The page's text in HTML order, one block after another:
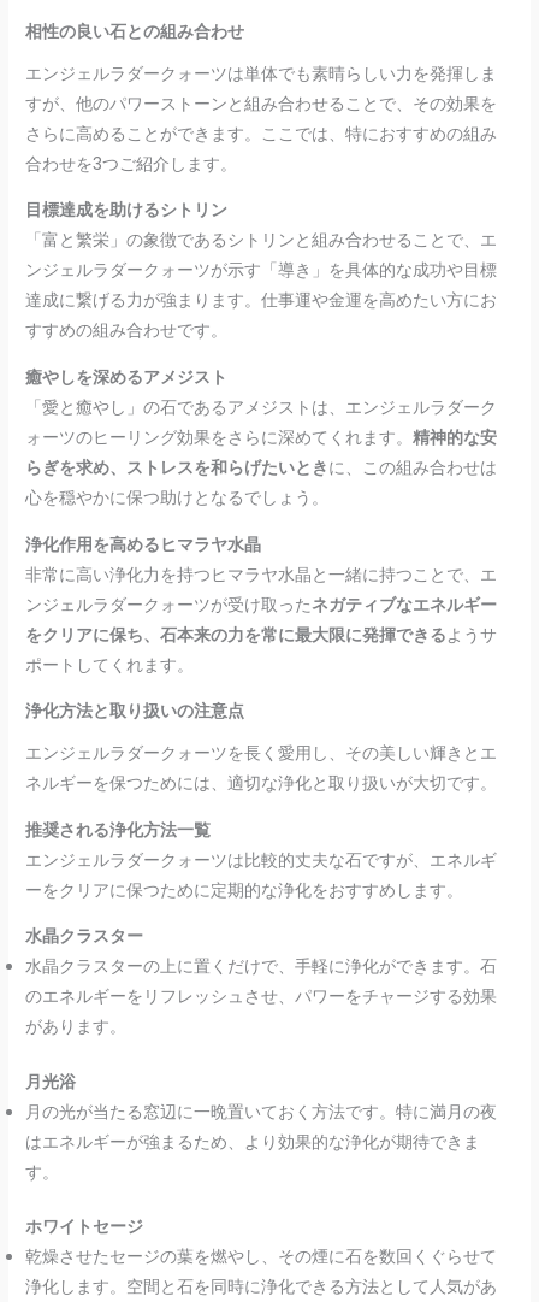
相性の良い石との組み合わせ
エンジェルラダークォーツは単体でも素晴らしい力を発揮しま
すが、他のパワーストーンと組み合わせることで、その効果を
さらに高めることができます。ここでは、特におすすめの組み
合わせを3つご紹介します。
目標達成を助けるシトリン
「富と繁栄」の象徴であるシトリンと組み合わせることで、エ
ンジェルラダークォーツが示す「導き」を具体的な成功や目標
達成に繋げる力が強まります。仕事運や金運を高めたい方にお
すすめの組み合わせです。
癒やしを深めるアメジスト
「愛と癒やし」の石であるアメジストは、エンジェルラダーク
ォーツのヒーリング効果をさらに深めてくれます。精神的な安
らぎを求め、ストレスを和らげたいときに、この組み合わせは
心を穏やかに保つ助けとなるでしょう。
浄化作用を高めるヒマラヤ水晶
非常に高い浄化力を持つヒマラヤ水晶と一緒に持つことで、エ
ンジェルラダークォーツが受け取ったネガティブなエネルギー
をクリアに保ち、石本来の力を常に最大限に発揮できるようサ
ポートしてくれます。
浄化方法と取り扱いの注意点
エンジェルラダークォーツを長く愛用し、その美しい輝きとエ
ネルギーを保つためには、適切な浄化と取り扱いが大切です。
推奨される浄化方法一覧
エンジェルラダークォーツは比較的丈夫な石ですが、エネルギ
ーをクリアに保つために定期的な浄化をおすすめします。
水晶クラスター
水晶クラスターの上に置くだけで、手軽に浄化ができます。石
のエネルギーをリフレッシュさせ、パワーをチャージする効果
があります。
月光浴
月の光が当たる窓辺に一晩置いておく方法です。特に満月の夜
はエネルギーが強まるため、より効果的な浄化が期待できま
す。
ホワイトセージ
乾燥させたセージの葉を燃やし、その煙に石を数回くぐらせて
浄化します。空間と石を同時に浄化できる方法として人気があ